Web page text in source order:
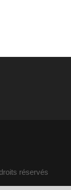
réservés